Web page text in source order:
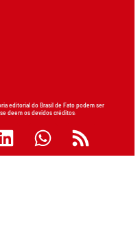
editorial do Brasil de Fato podem ser
deem os devidos créditos.